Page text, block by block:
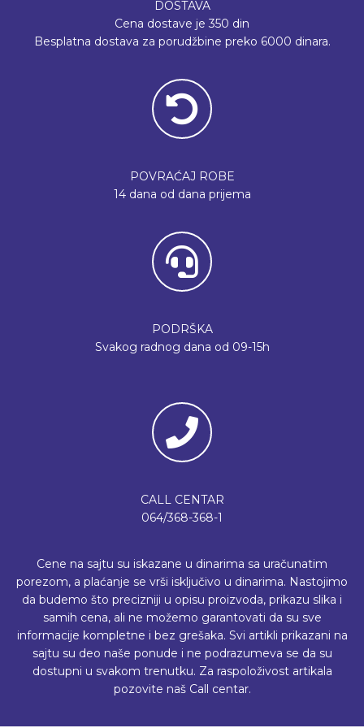
DOSTAVA
Cena dostave je 350 din
Besplatna dostava za porudžbine preko 6000 dinara.
POVRAĆAJ ROBE
14 dana od dana prijema
PODRŠKA
Svakog radnog dana od 09-15h
CALL CENTAR
064/368-368-1
Cene na sajtu su iskazane u dinarima sa uračunatim
porezom, a plaćanje se vrši isključivo u dinarima. Nastojimo
da budemo što precizniji u opisu proizvoda, prikazu slika i
samih cena, ali ne možemo garantovati da su sve
informacije kompletne i bez grešaka. Svi artikli prikazani na
sajtu su deo naše ponude i ne podrazumeva se da su
dostupni u svakom trenutku. Za raspoloživost artikala
pozovite naš Call centar.